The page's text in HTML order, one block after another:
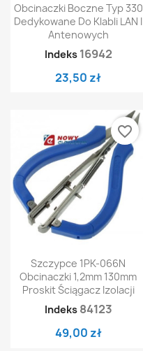
Obcinaczki Boczne Typ 330
Dedykowane Do Klabli LAN I
Antenowych
Indeks 16942
23,50 zł
Szczypce 1PK-066N
Obcinaczki 1,2mm 130mm
Proskit Ściągacz Izolacji
Indeks 84123
49,00 zł
favorite_border